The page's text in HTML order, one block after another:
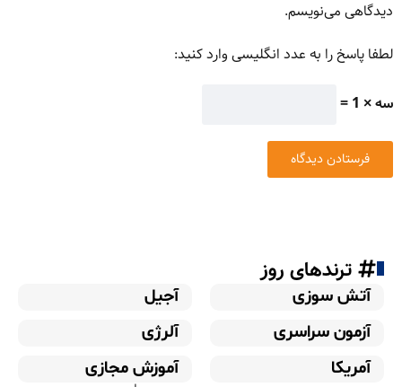
دیدگاهی می‌نویسم.
لطفا پاسخ را به عدد انگلیسی وارد کنید:
سه × 1 =
ترندهای روز
آتش سوزی
آجیل
آزمون سراسری
آلرژی
آمریکا
آموزش مجازی